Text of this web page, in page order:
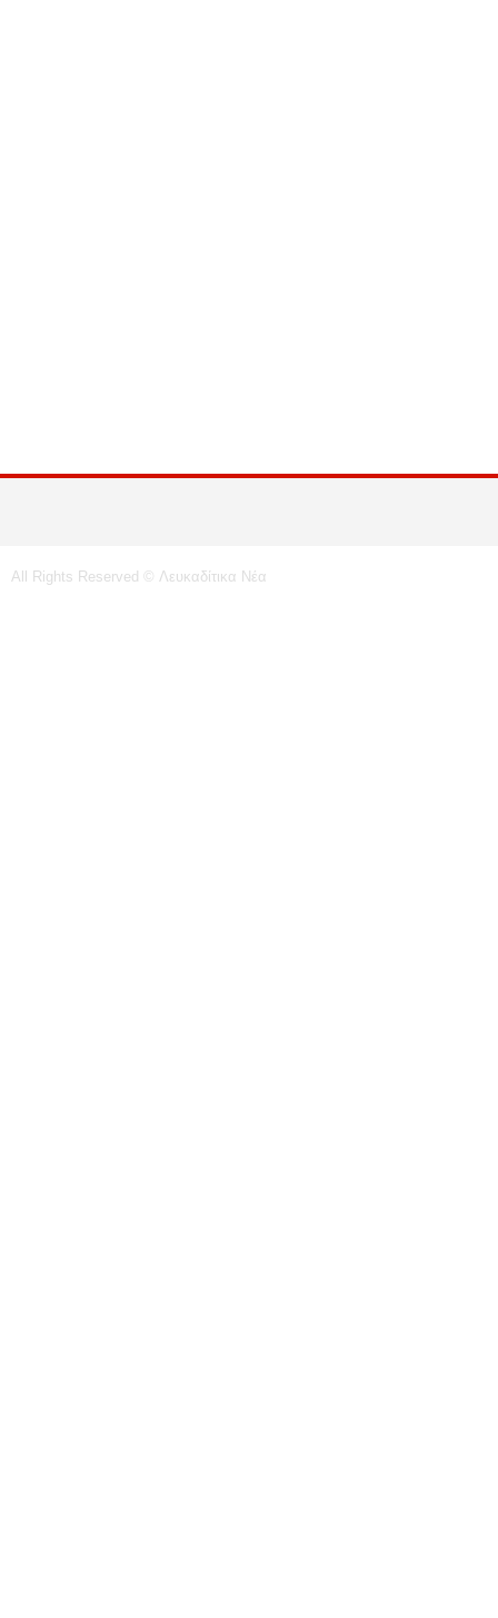
All Rights Reserved © Λευκαδίτικα Νέα